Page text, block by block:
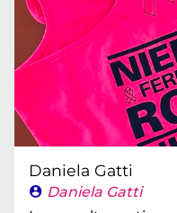
Daniela Gatti
Daniela Gatti